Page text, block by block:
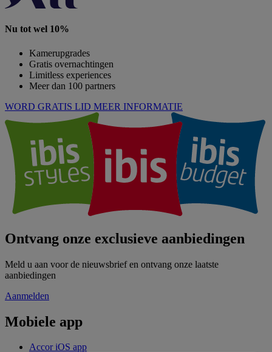
Nu tot wel 10%
Kamerupgrades
Gratis overnachtingen
Limitless experiences
Meer dan 100 partners
WORD GRATIS LID MEER INFORMATIE
Ontvang onze exclusieve aanbiedingen
Meld u aan voor de nieuwsbrief en ontvang onze laatste
aanbiedingen
Aanmelden
Mobiele app
Accor iOS app